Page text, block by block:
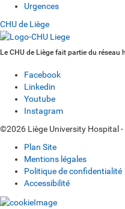
Urgences
CHU de Liège
Le CHU de Liège fait partie du réseau
Facebook
Linkedin
Youtube
Instagram
©2026 Liège University Hospital -
Plan Site
Mentions légales
Politique de confidentialité
Accessibilité